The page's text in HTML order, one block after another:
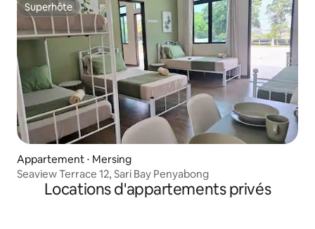
Superhôte
Superhôte
Appartement ⋅ Mersing
Seaview Terrace 12, Sari Bay Penyabong
Locations d'appartements privés